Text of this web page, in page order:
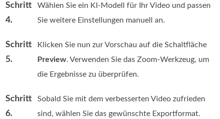
Schritt
4.
Wählen Sie ein KI-Modell für Ihr Video und passen
Sie weitere Einstellungen manuell an.
Schritt
5.
Klicken Sie nun zur Vorschau auf die Schaltfläche
Preview. Verwenden Sie das Zoom-Werkzeug, um
die Ergebnisse zu überprüfen.
Schritt
6.
Sobald Sie mit dem verbesserten Video zufrieden
sind, wählen Sie das gewünschte Exportformat.